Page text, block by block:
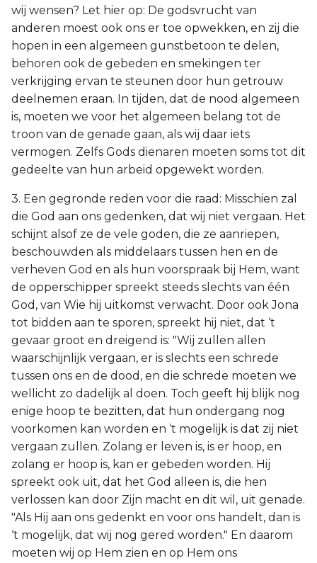
wij wensen? Let hier op: De godsvrucht van
anderen moest ook ons er toe opwekken, en zij die
hopen in een algemeen gunstbetoon te delen,
behoren ook de gebeden en smekingen ter
verkrijging ervan te steunen door hun getrouw
deelnemen eraan. In tijden, dat de nood algemeen
is, moeten we voor het algemeen belang tot de
troon van de genade gaan, als wij daar iets
vermogen. Zelfs Gods dienaren moeten soms tot dit
gedeelte van hun arbeid opgewekt worden.
3. Een gegronde reden voor die raad: Misschien zal
die God aan ons gedenken, dat wij niet vergaan. Het
schijnt alsof ze de vele goden, die ze aanriepen,
beschouwden als middelaars tussen hen en de
verheven God en als hun voorspraak bij Hem, want
de opperschipper spreekt steeds slechts van één
God, van Wie hij uitkomst verwacht. Door ook Jona
tot bidden aan te sporen, spreekt hij niet, dat ‘t
gevaar groot en dreigend is: "Wij zullen allen
waarschijnlijk vergaan, er is slechts een schrede
tussen ons en de dood, en die schrede moeten we
wellicht zo dadelijk al doen. Toch geeft hij blijk nog
enige hoop te bezitten, dat hun ondergang nog
voorkomen kan worden en ‘t mogelijk is dat zij niet
vergaan zullen. Zolang er leven is, is er hoop, en
zolang er hoop is, kan er gebeden worden. Hij
spreekt ook uit, dat het God alleen is, die hen
verlossen kan door Zijn macht en dit wil, uit genade.
"Als Hij aan ons gedenkt en voor ons handelt, dan is
‘t mogelijk, dat wij nog gered worden." En daarom
moeten wij op Hem zien en op Hem ons